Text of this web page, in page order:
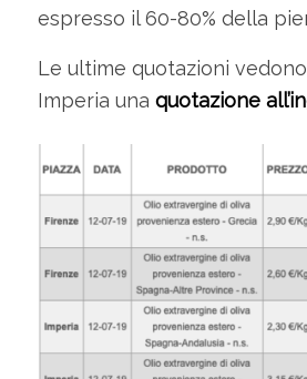
espresso il 60-80% della
Le ultime quotazioni
Imperia una quotazione